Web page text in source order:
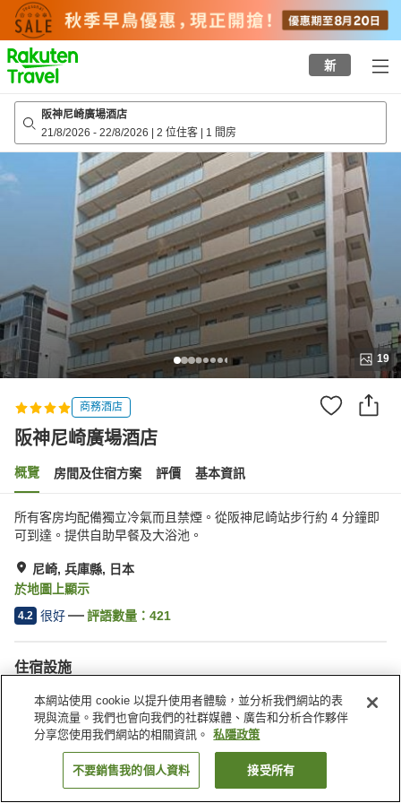
to
top
page
新
阪神尼崎廣場酒店
21/8/2026 - 22/8/2026 | 2 位住客 | 1 間房
19
商務酒店
阪神尼崎廣場酒店
概覽 房間及住宿方案 評價 基本資訊
所有客房均配備獨立冷氣而且禁煙。從阪神尼崎站步行約 4 分鐘即
可到達。提供自助早餐及大浴池。
尼崎, 兵庫縣, 日本
於地圖上顯示
4.2 很好 評語數量： 421
住宿設施
停車場
自動販賣機
公共澡堂
收費洗衣房
找客房
本網站使用 cookie 以提升使用者體驗，並分析我們網站的表
現與流量。我們也會向我們的社群媒體、廣告和分析合作夥伴
分享您使用我們網站的相關資訊。
私隱政策
不要銷售我的個人資料 接受所有